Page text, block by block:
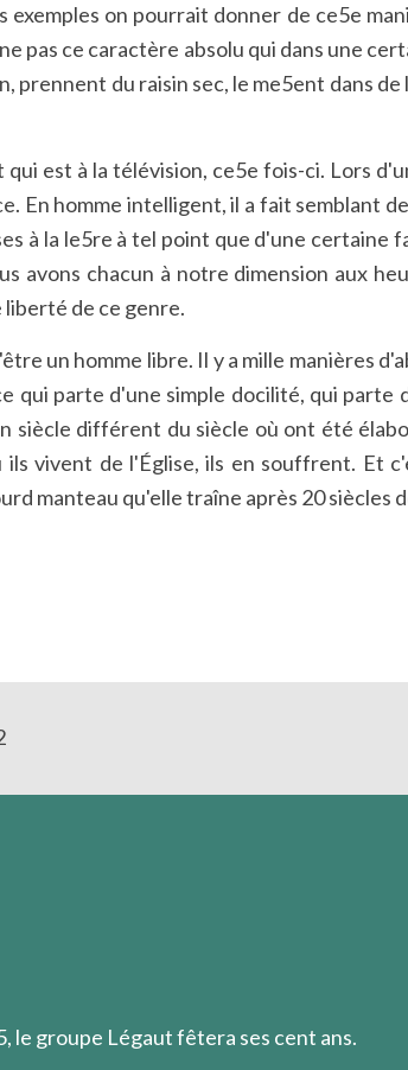
on pourrait donner de ce5e
pas ce caractère absolu qui dans une
prennent du raisin sec, le me5ent dans
est à la télévision, ce5e fois-ci. Lors
En homme intelligent, il a fait semblant
à la le5re à tel point que d'une
avons chacun à notre dimension aux
liberté de ce genre.
un homme libre. Il y a mille manières
qui parte d'une simple docilité, qui
siècle différent du siècle où ont été
vivent de l'Église, ils en souffrent. Et
manteau qu'elle traîne après 20 siècles
vers son humanité.
le groupe Légaut fêtera ses cent ans.